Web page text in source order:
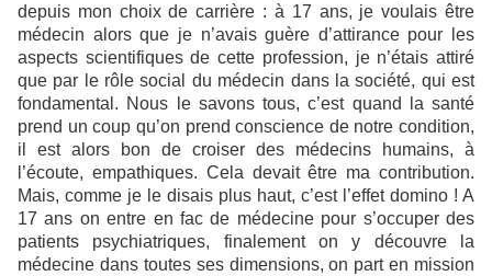
depuis mon choix de carrière : à 17 ans, je voulais être
médecin alors que je n’avais guère d’attirance pour les
aspects scientifiques de cette profession, je n’étais attiré
que par le rôle social du médecin dans la société, qui est
fondamental. Nous le savons tous, c’est quand la santé
prend un coup qu’on prend conscience de notre condition,
il est alors bon de croiser des médecins humains, à
l’écoute, empathiques. Cela devait être ma contribution.
Mais, comme je le disais plus haut, c’est l’effet domino ! A
17 ans on entre en fac de médecine pour s’occuper des
patients psychiatriques, finalement on y découvre la
médecine dans toutes ses dimensions, on part en mission